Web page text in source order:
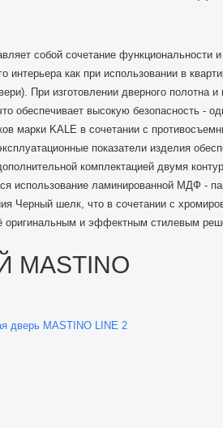
собой сочетание функциональности
как при использовании в
При изготовлении дверного полотна и
обеспечивает высокую безопасность -
марки KALE в сочетании с
показатели изделия
комплектацией двумя
использование ламинированной МДФ -
Черный шелк, что в сочетании с
оригинальным и эффектным стилевым